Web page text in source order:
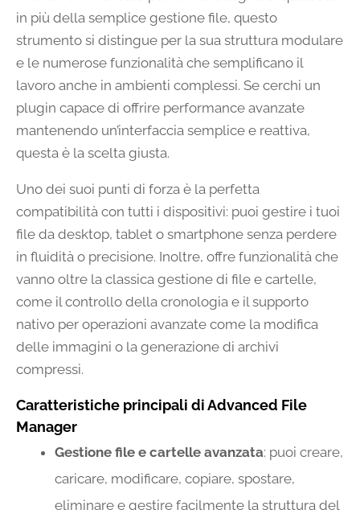
in più della semplice gestione file, questo
strumento si distingue per la sua struttura modulare
e le numerose funzionalità che semplificano il
lavoro anche in ambienti complessi. Se cerchi un
plugin capace di offrire performance avanzate
mantenendo un’interfaccia semplice e reattiva,
questa è la scelta giusta.
Uno dei suoi punti di forza è la perfetta
compatibilità con tutti i dispositivi: puoi gestire i tuoi
file da desktop, tablet o smartphone senza perdere
in fluidità o precisione. Inoltre, offre funzionalità che
vanno oltre la classica gestione di file e cartelle,
come il controllo della cronologia e il supporto
nativo per operazioni avanzate come la modifica
delle immagini o la generazione di archivi
compressi.
Caratteristiche principali di Advanced File
Manager
Gestione file e cartelle avanzata: puoi creare,
caricare, modificare, copiare, spostare,
eliminare e gestire facilmente la struttura del